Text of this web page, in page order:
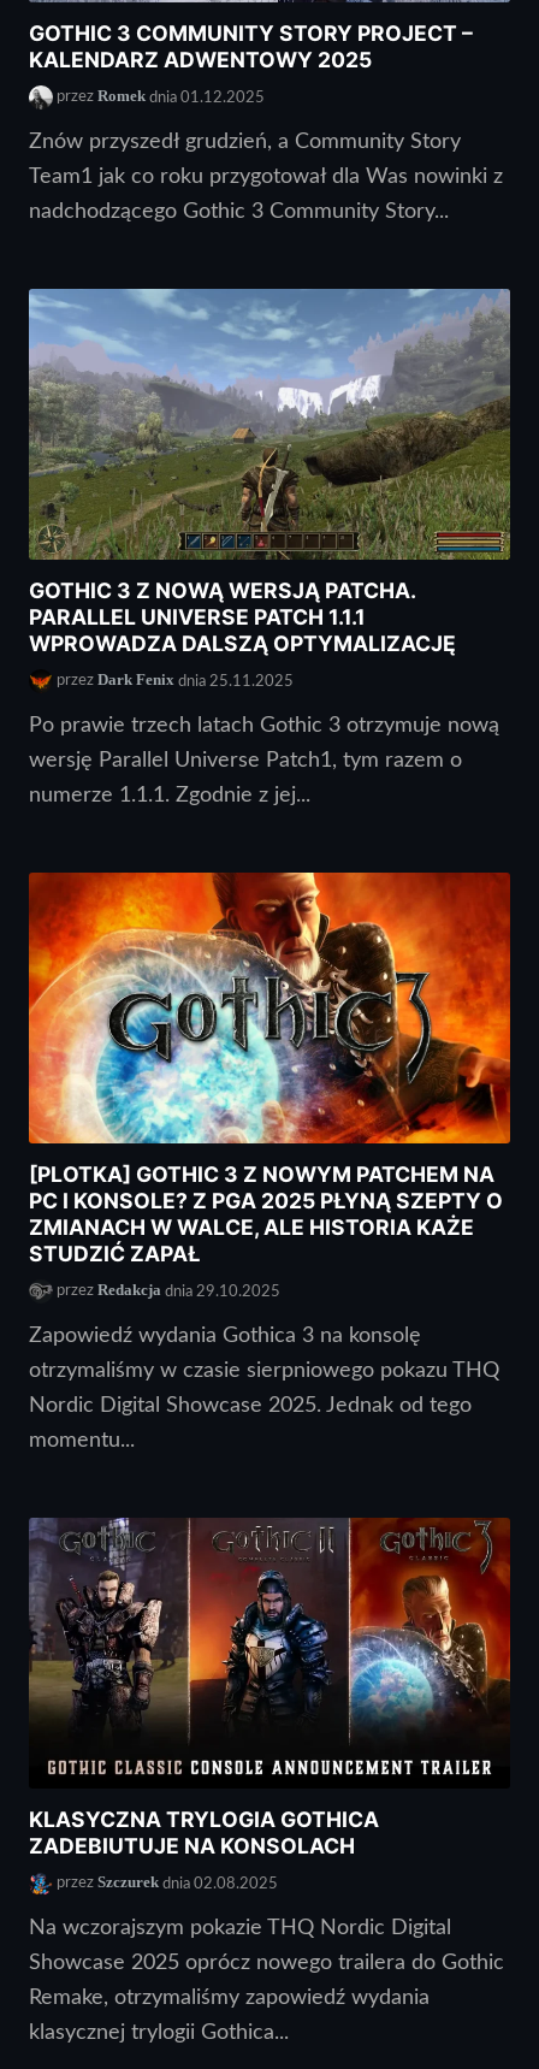
GOTHIC 3 COMMUNITY STORY PROJECT –
KALENDARZ ADWENTOWY 2025
przez Romek dnia 01.12.2025
Znów przyszedł grudzień, a Community Story
Team1 jak co roku przygotował dla Was nowinki z
nadchodzącego Gothic 3 Community Story...
GOTHIC 3 Z NOWĄ WERSJĄ PATCHA.
PARALLEL UNIVERSE PATCH 1.1.1
WPROWADZA DALSZĄ OPTYMALIZACJĘ
przez Dark Fenix dnia 25.11.2025
Po prawie trzech latach Gothic 3 otrzymuje nową
wersję Parallel Universe Patch1, tym razem o
numerze 1.1.1. Zgodnie z jej...
[PLOTKA] GOTHIC 3 Z NOWYM PATCHEM NA
PC I KONSOLE? Z PGA 2025 PŁYNĄ SZEPTY O
ZMIANACH W WALCE, ALE HISTORIA KAŻE
STUDZIĆ ZAPAŁ
przez Redakcja dnia 29.10.2025
Zapowiedź wydania Gothica 3 na konsolę
otrzymaliśmy w czasie sierpniowego pokazu THQ
Nordic Digital Showcase 2025. Jednak od tego
momentu...
KLASYCZNA TRYLOGIA GOTHICA
ZADEBIUTUJE NA KONSOLACH
przez Szczurek dnia 02.08.2025
Na wczorajszym pokazie THQ Nordic Digital
Showcase 2025 oprócz nowego trailera do Gothic
Remake, otrzymaliśmy zapowiedź wydania
klasycznej trylogii Gothica...